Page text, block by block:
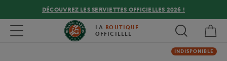
DÉCOUVREZ LES SERVIETTES OFFICIELLES 2026 !
Toggle navigation LA BOUTIQUE
OFFICIELLE
INDISPONIBLE